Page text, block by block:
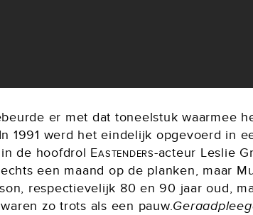
er met dat toneelstuk waarmee
1991 werd het eindelijk opgevoerd in
de hoofdrol Eastenders-acteur Leslie
een maand op de planken, maar
respectievelijk 80 en 90 jaar oud,
zo trots als een pauw.